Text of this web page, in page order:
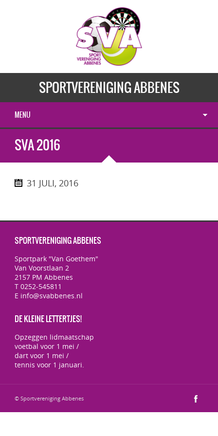
SPORTVERENIGING ABBENES
MENU
SVA 2016
31 JULI, 2016
SPORTVERENIGING ABBENES
Sportpark "Van Goethem"
Van Voorstlaan 2
2157 PM Abbenes
T 0252-545811
E info@svabbenes.nl
DE KLEINE LETTERTJES!
Opzeggen lidmaatschap
voetbal voor 1 mei /
dart voor 1 mei /
tennis voor 1 januari.
© Sportvereniging Abbenes